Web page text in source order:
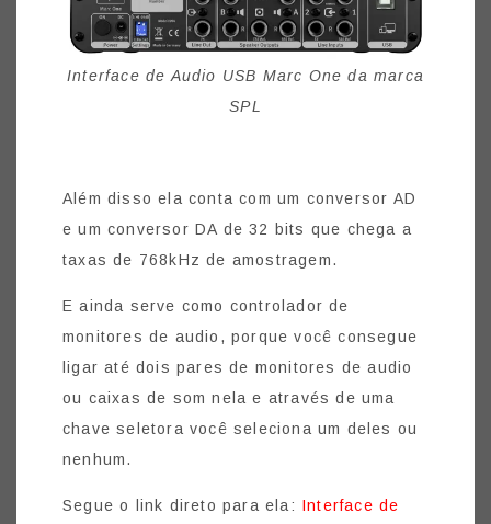
Interface de Audio USB Marc One da marca
SPL
Além disso ela conta com um conversor AD
e um conversor DA de 32 bits que chega a
taxas de 768kHz de amostragem.
E ainda serve como controlador de
monitores de audio, porque você consegue
ligar até dois pares de monitores de audio
ou caixas de som nela e através de uma
chave seletora você seleciona um deles ou
nenhum.
Segue o link direto para ela: Interface de